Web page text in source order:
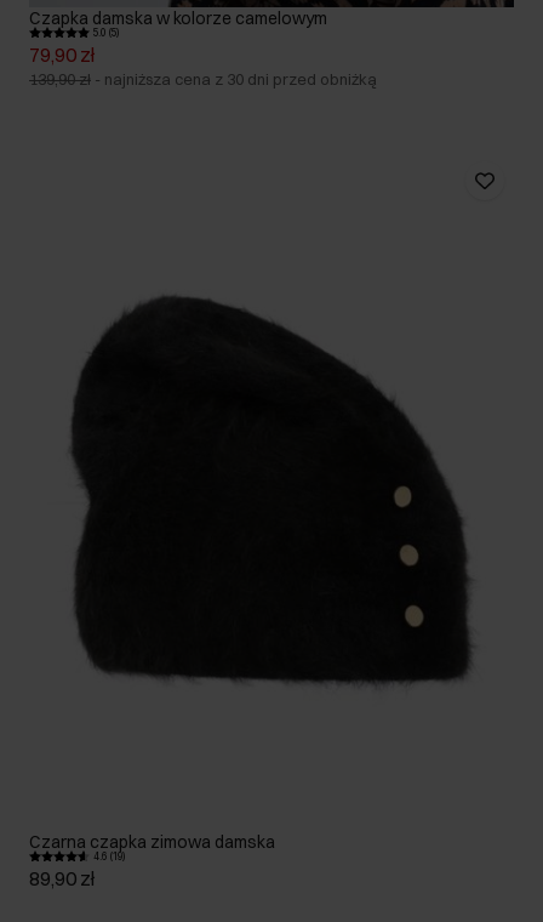
Czapka damska w kolorze camelowym
5.0 (5)
79,90 zł
139,90 zł - najniższa cena z 30 dni przed obniżką
Czarna czapka zimowa damska
4.6 (19)
89,90 zł